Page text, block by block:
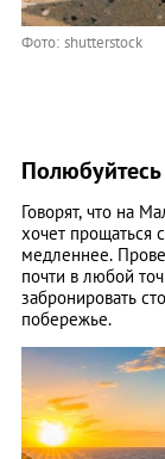
Фото: shutterstock
Говорят, что на
хочет прощаться
медленнее.
почти в любой
забронировать
побережье.